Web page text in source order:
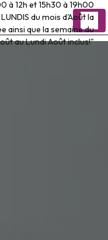
à 12h et 15h30 à 19h00
du mois d'Août la
ainsi que la semaine du
au Lundi Août inclus!"